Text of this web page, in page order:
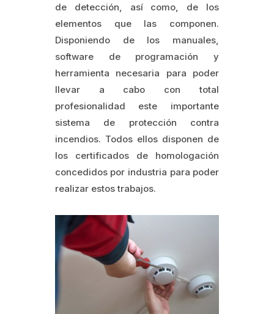
de detección, así como, de los
elementos que las componen.
Disponiendo de los manuales,
software de programación y
herramienta necesaria para poder
llevar a cabo con total
profesionalidad este importante
sistema de protección contra
incendios. Todos ellos disponen de
los certificados de homologación
concedidos por industria para poder
realizar estos trabajos.